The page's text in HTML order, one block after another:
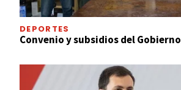
DEPORTES
Convenio y subsidios del Gobierno